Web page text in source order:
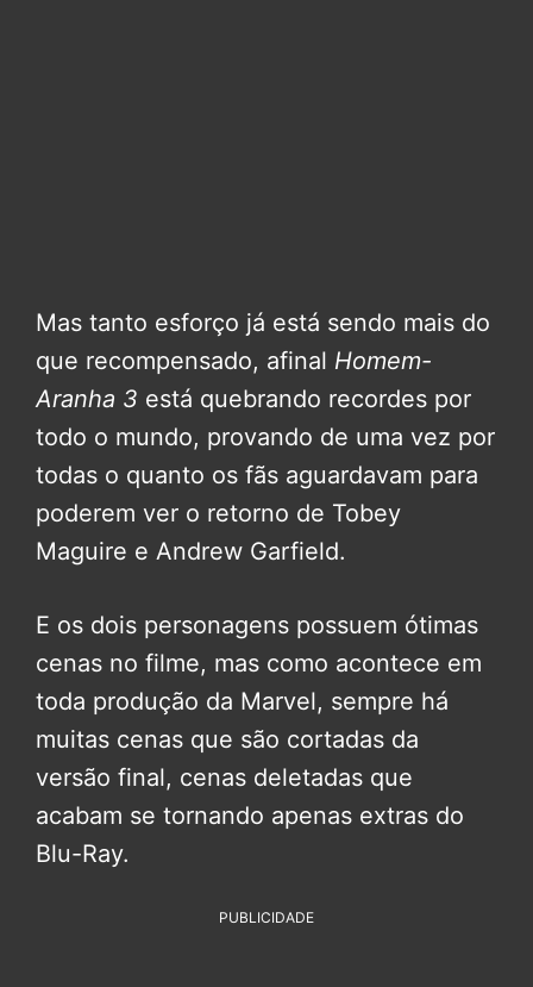
Mas tanto esforço já está sendo mais do
que recompensado, afinal Homem-
Aranha 3 está quebrando recordes por
todo o mundo, provando de uma vez por
todas o quanto os fãs aguardavam para
poderem ver o retorno de Tobey
Maguire e Andrew Garfield.
E os dois personagens possuem ótimas
cenas no filme, mas como acontece em
toda produção da Marvel, sempre há
muitas cenas que são cortadas da
versão final, cenas deletadas que
acabam se tornando apenas extras do
Blu-Ray.
PUBLICIDADE